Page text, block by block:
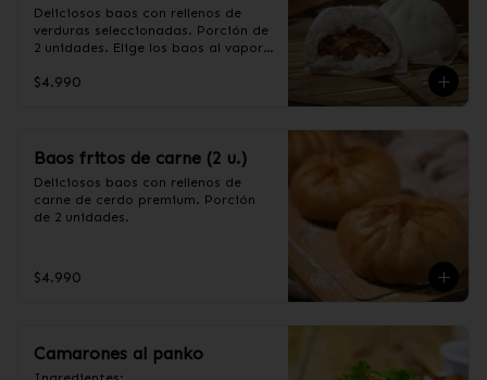
Deliciosos baos con rellenos de
verduras seleccionadas. Porción de
2 unidades. Elige los baos al vapor
$4.990
Baos fritos de carne (2 u.)
Deliciosos baos con rellenos de
carne de cerdo premium. Porción
de 2 unidades.
$4.990
Camarones al panko